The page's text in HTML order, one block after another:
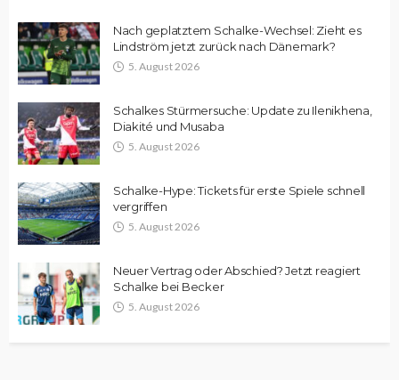
Nach geplatztem Schalke-Wechsel: Zieht es
Lindström jetzt zurück nach Dänemark?
5. August 2026
Schalkes Stürmersuche: Update zu Ilenikhena,
Diakité und Musaba
5. August 2026
Schalke-Hype: Tickets für erste Spiele schnell
vergriffen
5. August 2026
Neuer Vertrag oder Abschied? Jetzt reagiert
Schalke bei Becker
5. August 2026